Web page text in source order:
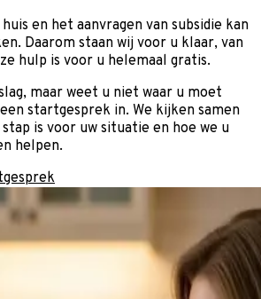
en het aanvragen van subsidie kan
Daarom staan wij voor u klaar, van
hulp is voor u helemaal gratis.
maar weet u niet waar u moet
startgesprek in. We kijken samen
is voor uw situatie en hoe we u
helpen.